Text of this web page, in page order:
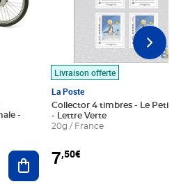
Ajouter au panier
Livraison offerte
La Poste
Collector 4 timbres - Le Petit
- Lettre Verte
20g / France
7,50€